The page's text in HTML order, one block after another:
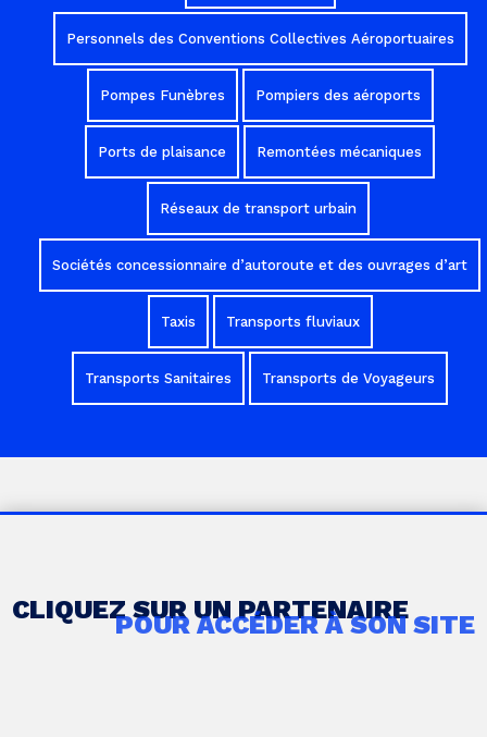
Personnels des Conventions Collectives Aéroportuaires
Pompes Funèbres Pompiers des aéroports
Ports de plaisance Remontées mécaniques
Réseaux de transport urbain
Sociétés concessionnaire d’autoroute et des ouvrages d’art
Taxis Transports fluviaux
Transports Sanitaires Transports de Voyageurs
CLIQUEZ SUR UN PARTENAIRE
POUR ACCÉDER À SON SITE